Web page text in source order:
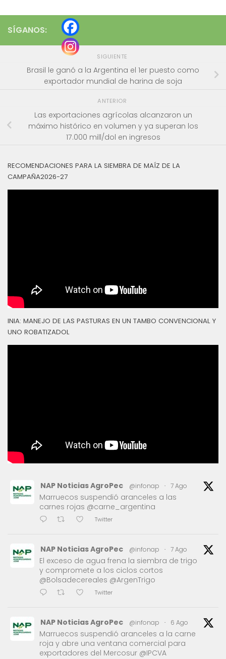
SÍGANOS:
SIGUIENTE
Brasil le ganó a la Argentina el 1er puesto como
exportador mundial de harina de soja
ANTERIOR
Las exportaciones agrícolas alcanzaron un
máximo histórico en volumen y ya superan los
17.000 mill/dol en ingresos
RECOMENDACIONES PARA LA SIEMBRA DE MAÍZ DE LA
CAMPAÑA2026-27
INIA: MANEJO DE LAS PASTURAS EN UN TAMBO CONVENCIONAL Y
UNO ROBATIZADOL
NAP Noticias AgroPec @infonap · 7 Ago
Marruecos suspendió aranceles a las
carnes rojas @carne_argentina
Twitter
NAP Noticias AgroPec @infonap · 7 Ago
El exceso de agua frena la siembra de trigo
y compromete a los ciclos cortos
@Bolsadecereales @ArgenTrigo
Twitter
NAP Noticias AgroPec @infonap · 6 Ago
Marruecos suspendió aranceles a la carne
roja y abre una ventana comercial para
exportadores del Mercosur @IPCVA